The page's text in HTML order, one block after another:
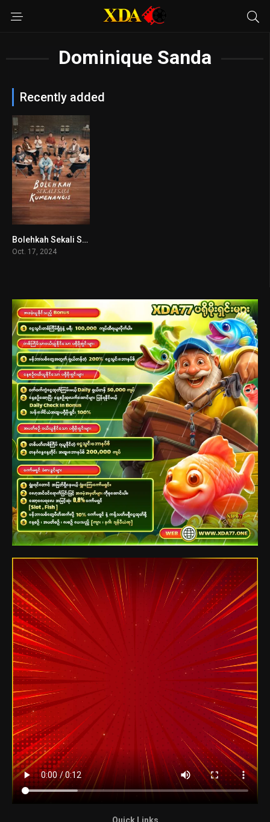
Dominique Sanda
Recently added
7.2Bolehkah Sekali Saja Kumenangis
Oct. 17, 2024
Quick Links